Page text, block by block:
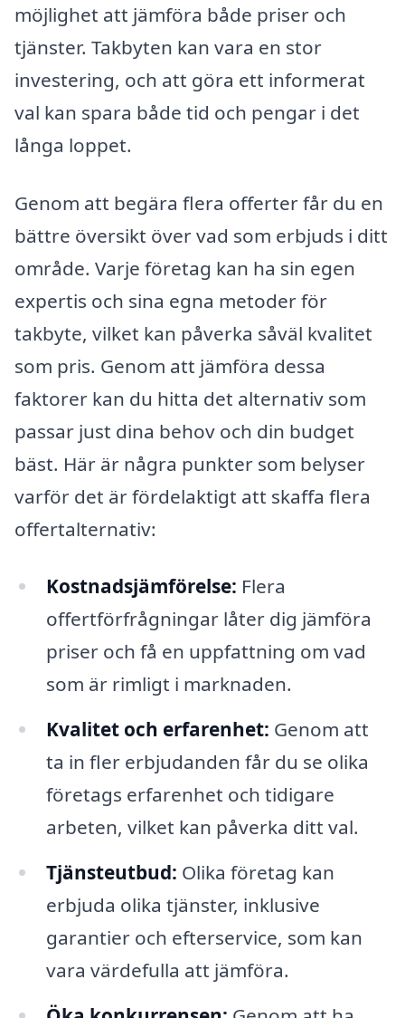
möjlighet att jämföra både priser och
tjänster. Takbyten kan vara en stor
investering, och att göra ett informerat
val kan spara både tid och pengar i det
långa loppet.
Genom att begära flera offerter får du en
bättre översikt över vad som erbjuds i ditt
område. Varje företag kan ha sin egen
expertis och sina egna metoder för
takbyte, vilket kan påverka såväl kvalitet
som pris. Genom att jämföra dessa
faktorer kan du hitta det alternativ som
passar just dina behov och din budget
bäst. Här är några punkter som belyser
varför det är fördelaktigt att skaffa flera
offertalternativ:
Kostnadsjämförelse: Flera
offertförfrågningar låter dig jämföra
priser och få en uppfattning om vad
som är rimligt i marknaden.
Kvalitet och erfarenhet: Genom att
ta in fler erbjudanden får du se olika
företags erfarenhet och tidigare
arbeten, vilket kan påverka ditt val.
Tjänsteutbud: Olika företag kan
erbjuda olika tjänster, inklusive
garantier och efterservice, som kan
vara värdefulla att jämföra.